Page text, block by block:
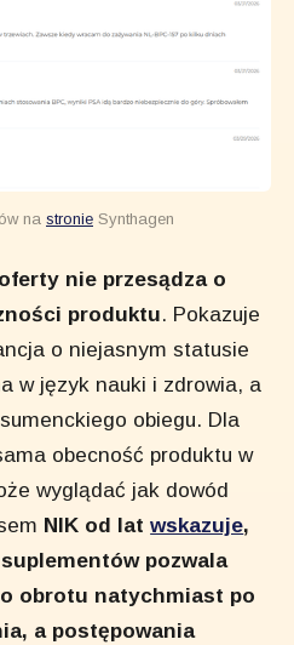
na stronie Synthagen
nie przesądza o
produktu. Pokazuje
o niejasnym statusie
w język nauki i zdrowia, a
obiegu. Dla
obecność produktu w
wyglądać jak dowód
NIK od latwskazuje,
pozwala
obrotu natychmiast po
a postępowania